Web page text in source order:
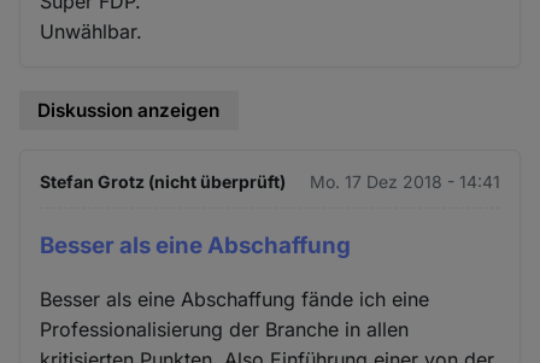
Unwählbar.
Diskussion anzeigen
Stefan Grotz (nicht überprüft) Mo. 17 Dez 2018 - 14:41
Besser als eine Abschaffung
Besser als eine Abschaffung fände ich eine
Professionalisierung der Branche in allen